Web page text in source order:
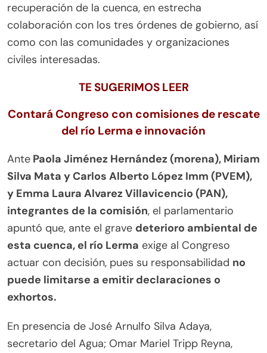
recuperación de la cuenca, en estrecha
colaboración con los tres órdenes de gobierno, así
como con las comunidades y organizaciones
civiles interesadas.
TE SUGERIMOS LEER
Contará Congreso con comisiones de rescate
del río Lerma e innovación
Ante Paola Jiménez Hernández (morena), Miriam
Silva Mata y Carlos Alberto López Imm (PVEM),
y Emma Laura Alvarez Villavicencio (PAN),
integrantes de la comisión, el parlamentario
apuntó que, ante el grave deterioro ambiental de
esta cuenca, el río Lerma exige al Congreso
actuar con decisión, pues su responsabilidad no
puede limitarse a emitir declaraciones o
exhortos.
En presencia de José Arnulfo Silva Adaya,
secretario del Agua; Omar Mariel Tripp Reyna,